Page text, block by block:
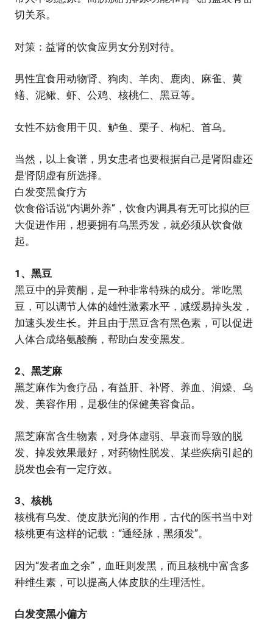
切关系。
对策：益肾的饮食应男女分别对待。
男性宜食用动物肾、狗肉、羊肉、鹿肉、麻雀、黄
鳝、泥鳅、虾、公鸡、核桃仁、黑豆等。
女性不妨食用干贝、鲈鱼、栗子、枸杞、首乌。
当然，以上食谱，男女患者也要根据自己是肾阳虚还
是肾阴虚有所选择。
白发变黑食疗方
饮食俗话说“内调外养”，饮食内调具有无可比拟的巨
大促进作用，想要拥有乌黑秀发，就必须从饮食做
起。
1、黑豆
黑豆中的异黄酮，是一种非常特殊的成分。常吃黑
豆，可以调节人体的雄性激素水平，减缓易掉头发，
加速头发生长。并且由于黑豆含有黑色素，可以促进
人体合成络氨酸酶，帮助白发变黑发。
2、黑芝麻
黑芝麻作为食疗品，有益肝、补肾、养血、润燥、乌
发、美容作用，是极佳的保健美容食品。
黑芝麻富含生物素，对身体虚弱、早衰而导致的脱
发、掉发效果最好，对药物性脱发、某些疾病引起的
脱发也会有一定疗效。
3、核桃
核桃有乌发、使皮肤光润的作用，古代的医书当中对
核桃更有这样的记载：“通经脉，黑须发”。
因为“发者血之余”，血旺则发黑，而且核桃中富含多
种维生素，可以提高人体皮肤的生理活性。
白发变黑小偏方